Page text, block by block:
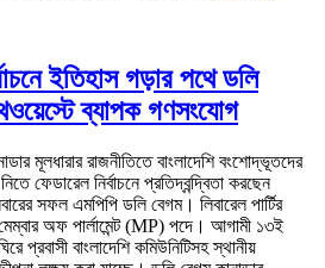
ইতিহাস গড়ার পথে ডলি
ব্যাপক গণসংযোগ
মূলধারার রাজনীতিতে বাংলাদেশি বংশোদ্ভূতদের
ফেডারেল নির্বাচনে প্রতিদ্বন্দ্বিতা করছেন
সফল এমপিপি ডলি বেগম। লিবারেল পার্টির
মেম্বার অফ পার্লামেন্ট (MP) পদে। আগামী ১৩ই
প্রবাসী বাংলাদেশি কমিউনিটিসহ স্থানীয়